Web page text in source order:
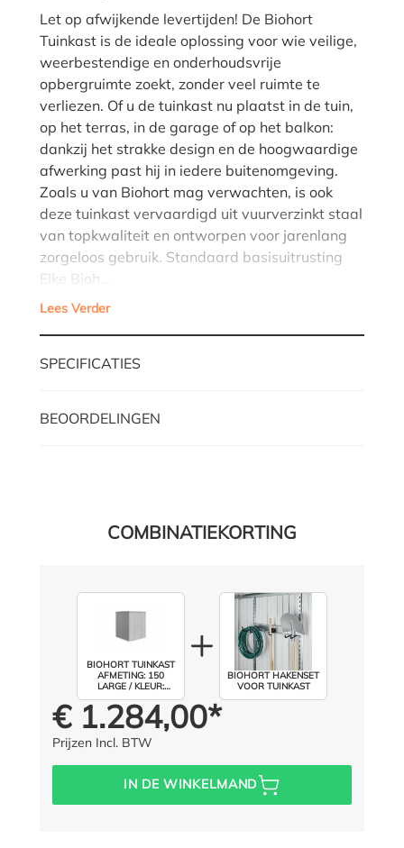
Let op afwijkende levertijden! De Biohort
Tuinkast is de ideale oplossing voor wie veilige,
weerbestendige en onderhoudsvrije
opbergruimte zoekt, zonder veel ruimte te
verliezen. Of u de tuinkast nu plaatst in de tuin,
op het terras, in de garage of op het balkon:
dankzij het strakke design en de hoogwaardige
afwerking past hij in iedere buitenomgeving.
Zoals u van Biohort mag verwachten, is ook
deze tuinkast vervaardigd uit vuurverzinkt staal
van topkwaliteit en ontworpen voor jarenlang
zorgeloos gebruik. Standaard basisuitrusting
Elke Bioh…
Lees Verder
SPECIFICATIES
BEOORDELINGEN
COMBINATIEKORTING
BIOHORT TUINKAST
AFMETING: 150
LARGE / KLEUR:
ZILVER METALLIC
BIOHORT HAKENSET
VOOR TUINKAST
Prijs voor iedereen:
€ 1.284,00*
Prijzen Incl. BTW
IN DE WINKELMAND